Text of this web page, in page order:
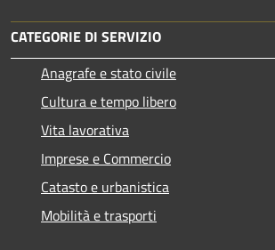
CATEGORIE DI SERVIZIO
Anagrafe e stato civile
Cultura e tempo libero
Vita lavorativa
Imprese e Commercio
Catasto e urbanistica
Mobilità e trasporti